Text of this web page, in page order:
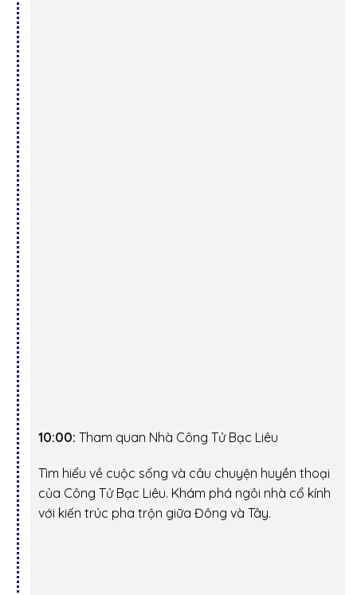
10:00: Tham quan Nhà Công Tử Bạc Liêu
Tìm hiểu về cuộc sống và câu chuyện huyền thoại
của Công Tử Bạc Liêu. Khám phá ngôi nhà cổ kính
với kiến trúc pha trộn giữa Đông và Tây.